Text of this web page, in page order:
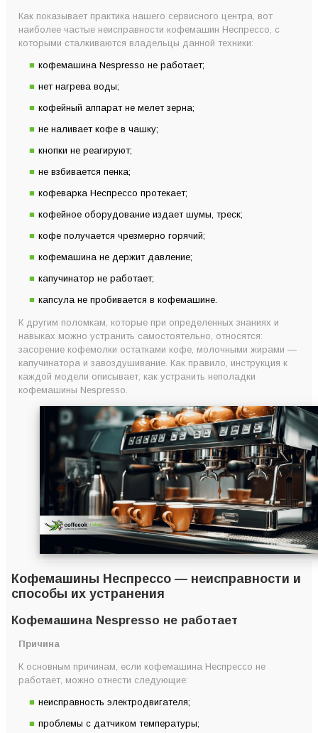
Не взбивается пенка
Кофеварка Неспрессо протекает
Кофейное оборудование издает шумы, треск
Кофе получается чрезмерно горячий
Кофемашина не держит давление
Капучинатор не работает
Капсула не пробивается в кофемашине
Не удалось устранить поломку или ошибку собственными
силами?
Как показывает практика нашего сервисного центра, вот
наиболее частые неисправности кофемашин Неспрессо, с
которыми сталкиваются владельцы данной техники:
кофемашина Nespresso не работает;
нет нагрева воды;
кофейный аппарат не мелет зерна;
не наливает кофе в чашку;
кнопки не реагируют;
не взбивается пенка;
кофеварка Неспрессо протекает;
кофейное оборудование издает шумы, треск;
кофе получается чрезмерно горячий;
кофемашина не держит давление;
капучинатор не работает;
капсула не пробивается в кофемашине.
К другим поломкам, которые при определенных знаниях и
навыках можно устранить самостоятельно, относятся:
засорение кофемолки остатками кофе, молочными жирами —
капучинатора и завоздушивание. Как правило, инструкция к
каждой модели описывает, как устранить неполадки
кофемашины Nespresso.
Кофемашины Неспрессо — неисправности и
способы их устранения
Кофемашина Nespresso не работает
Причина
К основным причинам, если кофемашина Неспрессо не
работает, можно отнести следующие:
неисправность электродвигателя;
проблемы с датчиком температуры;